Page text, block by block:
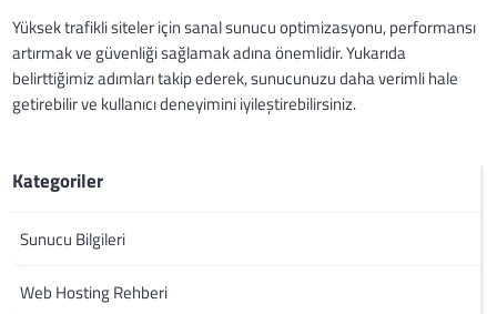
Yüksek trafikli siteler için sanal sunucu optimizasyonu, performansı
artırmak ve güvenliği sağlamak adına önemlidir. Yukarıda
belirttiğimiz adımları takip ederek, sunucunuzu daha verimli hale
getirebilir ve kullanıcı deneyimini iyileştirebilirsiniz.
Kategoriler
Sunucu Bilgileri
Web Hosting Rehberi